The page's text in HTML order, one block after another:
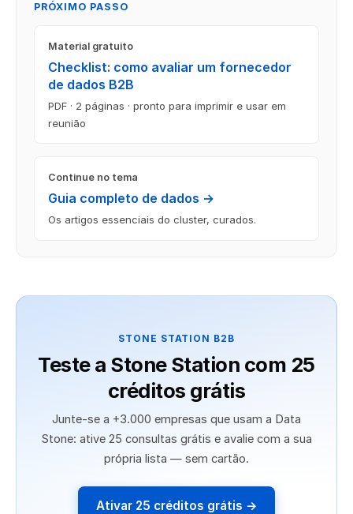
PRÓXIMO PASSO
Material gratuito
Checklist: como avaliar um fornecedor
de dados B2B
PDF · 2 páginas · pronto para imprimir e usar em
reunião
Continue no tema
Guia completo de dados →
Os artigos essenciais do cluster, curados.
STONE STATION B2B
Teste a Stone Station com 25
créditos grátis
Junte-se a +3.000 empresas que usam a Data
Stone: ative 25 consultas grátis e avalie com a sua
própria lista — sem cartão.
Ativar 25 créditos grátis →